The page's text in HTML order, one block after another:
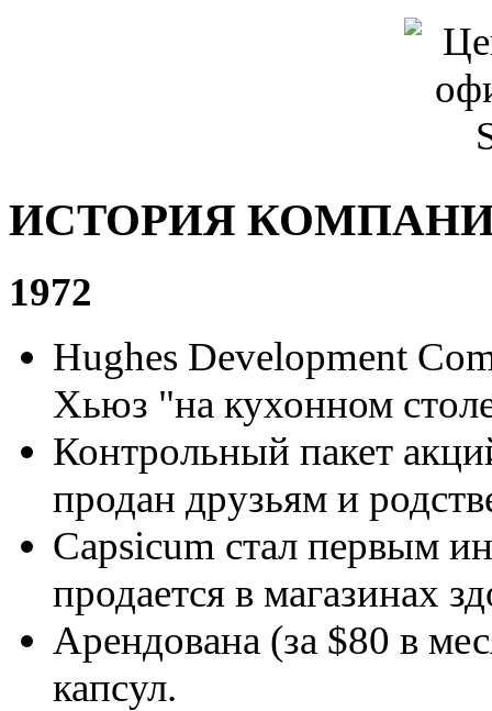
ИСТОРИЯ
1972
Hughes Development
Хьюз "на кухонном
Контрольный пакет
продан друзьям и
Capsicum стал первым
продается в магазинах
Арендована (за $80 в
капсул.